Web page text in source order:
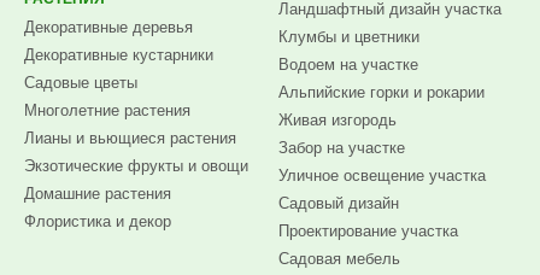
Декоративные деревья
Декоративные кустарники
Садовые цветы
Многолетние растения
Лианы и вьющиеся растения
Экзотические фрукты и овощи
Домашние растения
Флористика и декор
Ландшафтный дизайн участка
Клумбы и цветники
Водоем на участке
Альпийские горки и рокарии
Живая изгородь
Забор на участке
Уличное освещение участка
Садовый дизайн
Проектирование участка
Садовая мебель